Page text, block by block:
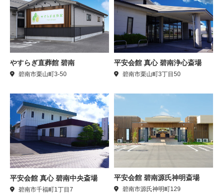
やすらぎ直葬館 碧南
碧南市栗山町3-50
平安会館 真心 碧南浄心斎場
碧南市栗山町3丁目50
平安会館 真心 碧南中央斎場
碧南市千福町1丁目7
平安会館 碧南源氏神明斎場
碧南市源氏神明町129